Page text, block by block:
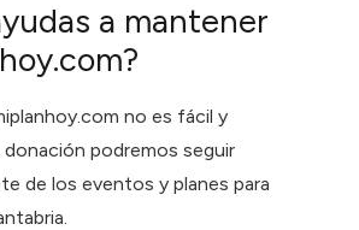
a mantener
no es fácil y
donación podremos seguir
de los eventos y planes para